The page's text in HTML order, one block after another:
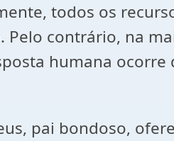
todos os
contrário, na
humana ocorre
pai bondoso,